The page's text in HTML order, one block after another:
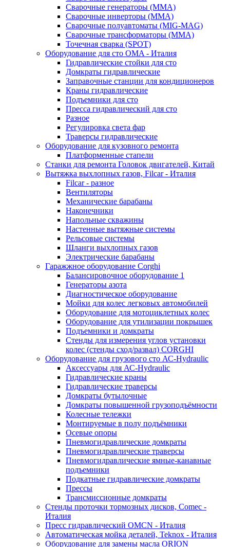
Сварочные генераторы (MMA)
Сварочные инверторы (MMA)
Сварочные полуавтоматы (MIG-MAG)
Сварочные трансформаторы (MMA)
Точечная сварка (SPOT)
Оборудование для сто OMA - Италия
Гидравлические стойки для сто
Домкраты гидравлические
Заправочные станции для кондиционеров
Краны гидравлические
Подъемники для сто
Пресса гидравлический для сто
Разное
Регулировка света фар
Траверсы гидравлические
Оборудование для кузовного ремонта
Платформенные стапели
Станки для ремонта Головок двигателей, Китай
Вытяжка выхлопных газов, Filcar - Италия
Filcar - разное
Вентиляторы
Механические барабаны
Наконечники
Напольные скважины
Настенные вытяжные системы
Рельсовые системы
Шланги выхлопных газов
Электрические барабаны
Гаражжное оборудование Corghi
Балансировочное оборудование 1
Генераторы азота
Диагностическое оборудование
Мойки для колес легковых автомобилей
Оборудование для мотоциклетных колес
Оборудование для утилизации покрышек
Подъемники и домкраты
Стенды для измерения углов установки
колес (стенды сход/развал) CORGHI
Оборудование для грузового сто АС-Hydraulic
Аксессуары для АС-Hydraulic
Гидравлические краны
Гидравлические траверсы
Домкраты бутылочные
Домкраты повышенной грузоподъёмности
Колесные тележки
Монтируемые в полу подъёмники
Осевые опоры
Пневмогидравлические домкраты
Пневмогидравлические траверсы
Пневмогидравлические ямные-канавные
подъемники
Подкатные гидравлические домкраты
Прессы
Трансмиссионные домкраты
Стенды проточки тормозных дисков, Comec -
Италия
Пресс гидравлический OMCN - Италия
Автоматическая мойка деталей, Teknox - Италия
Оборудование для замены масла ORION